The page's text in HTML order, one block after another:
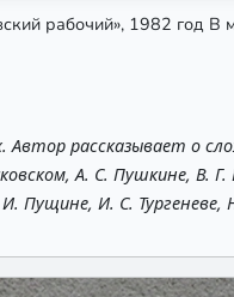
рабочий», 1982 год
рассказывает о
А. С. Пушкине, В. Г.
И. С. Тургеневе,